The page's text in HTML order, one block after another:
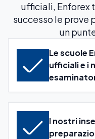
ufficiali, Enforex
successo le prove
un
Le scuole
ufficiali e i
I nostri